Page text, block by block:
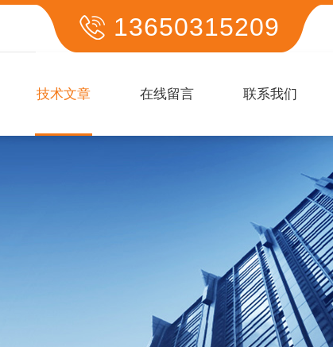
13650315209
技术文章 在线留言 联系我们